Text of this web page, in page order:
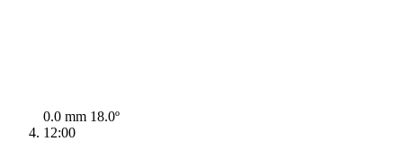
0.0 mm 18.0º
12:00